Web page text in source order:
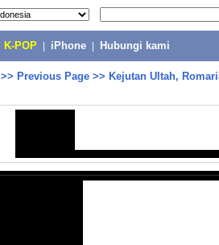
K-POP iPhone Hubungi kami
>> Previous Page >> Kejutan Ultah,